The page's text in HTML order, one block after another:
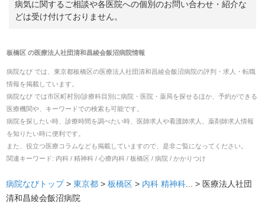
病気に関するご相談や各医院への個別のお問い合わせ・紹介な
どは受け付けておりません。
板橋区の医療法人社団清和昌綾会飯沼病院情報
病院なび では、 東京都板橋区の医療法人社団清和昌綾会飯沼病院の評判・求人・転職
情報を掲載しています。
病院なび では市区町村別/診療科目別に病院・医院・薬局を探せるほか、予約ができる
医療機関や、キーワードでの検索も可能です。
病院を探したい時、診療時間を調べたい時、医師求人や看護師求人、薬剤師求人情報
を知りたい時に便利です。
また、役立つ医療コラムなども掲載していますので、是非ご覧になってください。
関連キーワード: 内科 / 精神科 / 心療内科 / 板橋区 / 病院 / かかりつけ
病院なびトップ> 東京都 > 板橋区 > 内科 精神科 ... > 医療法人社団
清和昌綾会飯沼病院